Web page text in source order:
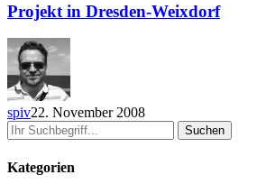
Projekt in Dresden-Weixdorf
spiv22. November 2008
Suchen
Kategorien